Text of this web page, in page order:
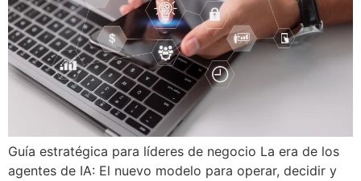
Guía estratégica para líderes de negocio La era de los
agentes de IA: El nuevo modelo para operar, decidir y